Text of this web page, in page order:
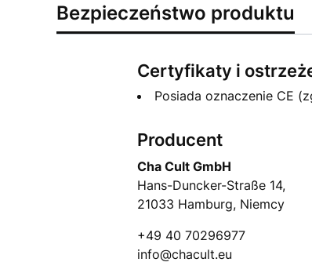
Bezpieczeństwo produktu
Certyfikaty i
Posiada oznaczenie CE
Producent
Cha Cult GmbH
Hans-Duncker-Straße 14,
21033 Hamburg, Niemcy
+49 40 70296977
info@chacult.eu